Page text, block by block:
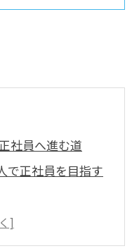
社員へ進む道
で正社員を目指す
る基本スキルと心